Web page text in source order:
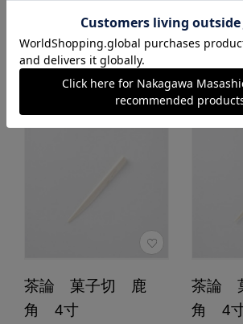
あとで買う
茶論 菓子切 鹿
角 4寸
茶論
角 4